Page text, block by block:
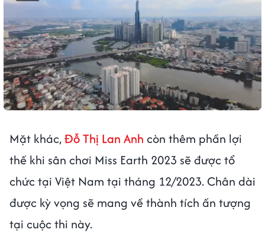
Mặt khác,Đỗ Thị Lan Anh còn thêm phần lợi
thế khi sân chơi Miss Earth 2023 sẽ được tổ
chức tại Việt Nam tại tháng 12/2023. Chân dài
được kỳ vọng sẽ mang về thành tích ấn tượng
tại cuộc thi này.